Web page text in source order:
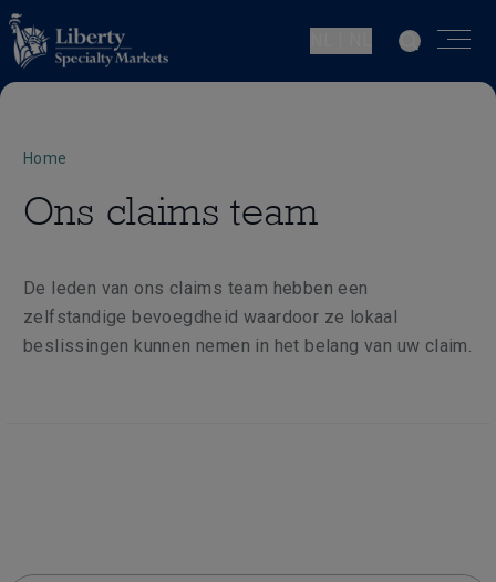
Home
Ons claims team
De leden van ons claims team hebben een
zelfstandige bevoegdheid waardoor ze lokaal
beslissingen kunnen nemen in het belang van uw claim.